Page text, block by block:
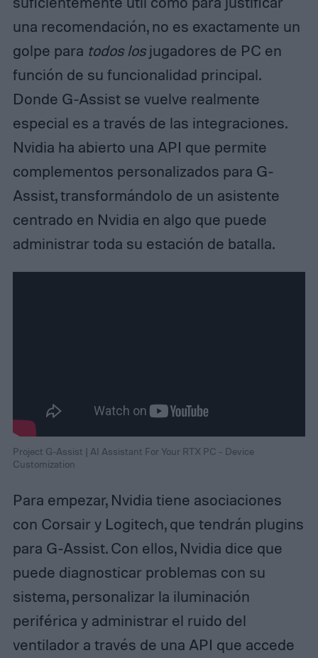
una recomendación, no es exactamente un
golpe para todos losjugadores de PC en
función de su funcionalidad principal.
Donde G-Assist se vuelve realmente
especial es a través de las integraciones.
Nvidia ha abierto una API que permite
complementos personalizados para G-
Assist, transformándolo de un asistente
centrado en Nvidia en algo que puede
administrar toda su estación de batalla.
Project G-Assist | AI Assistant For Your RTX PC - Device
Customization
Para empezar, Nvidia tiene asociaciones
con Corsair y Logitech, que tendrán plugins
para G-Assist. Con ellos, Nvidia dice que
puede diagnosticar problemas con su
sistema, personalizar la iluminación
periférica y administrar el ruido del
ventilador a través de una API que accede